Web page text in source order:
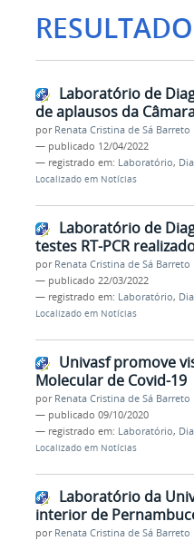
Laboratório de
de aplausos da
por Renata Cristina de Sá Barreto
— publicado 12/04/2022
— registrado em: Laboratório,
Localizado em Notícias
Laboratório de
testes RT-PCR
por Renata Cristina de Sá Barreto
— publicado 22/03/2022
— registrado em: Laboratório,
Localizado em Notícias
Univasf promove
Molecular de Covid-19
por Renata Cristina de Sá Barreto
— publicado 09/10/2020
— registrado em: Laboratório,
Localizado em Notícias
Laboratório da
interior de
por Renata Cristina de Sá Barreto